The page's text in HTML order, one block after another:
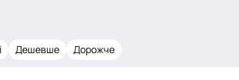
Дешевше Дорожче